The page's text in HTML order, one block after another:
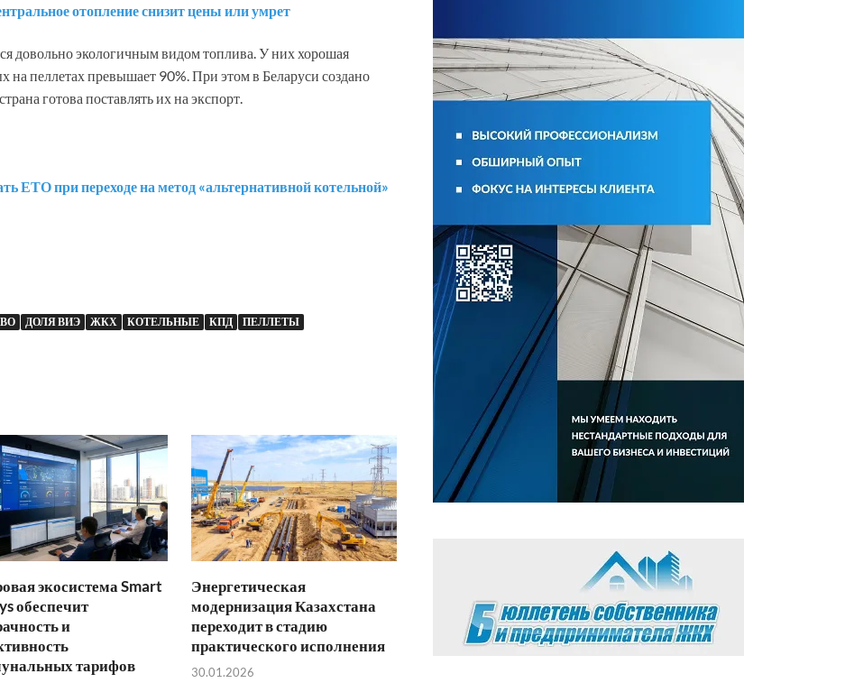
отопление снизит цены или умрет
довольно экологичным видом топлива. У них хорошая
на пеллетах превышает 90%. При этом в Беларуси создано
готова поставлять их на экспорт.
ЕТО при переходе на метод «альтернативной котельной»
ДОЛЯ ВИЭ ЖКХ КОТЕЛЬНЫЕ КПД
ПЕЛЛЕТЫ
экосистема Smart
обеспечит
и
тарифов
Энергетическая
модернизация Казахстана
переходит в стадию
практического исполнения
30.01.2026